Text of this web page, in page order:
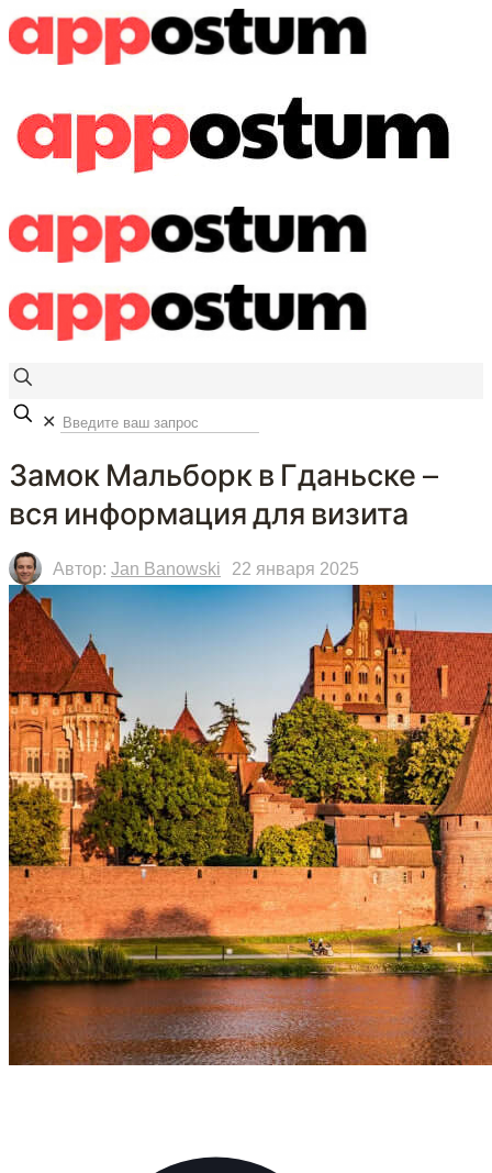
✕
Замок Мальборк в Гданьске —
вся информация для визита
Автор: Jan Banowski 22 января 2025